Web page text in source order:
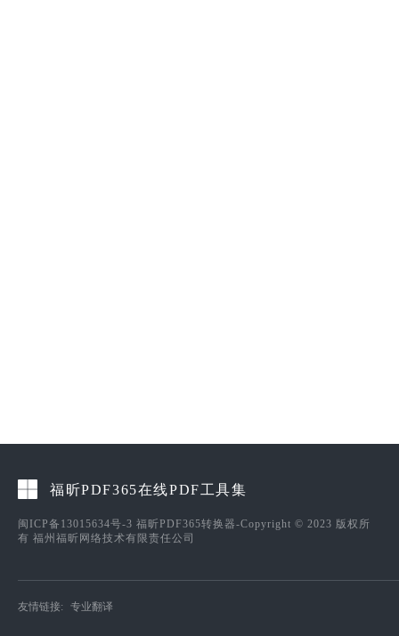
福昕PDF365在线PDF工具集
闽ICP备13015634号-3 福昕PDF365转换器-Copyright © 2023 版权所
有 福州福昕网络技术有限责任公司
友情链接: 专业翻译